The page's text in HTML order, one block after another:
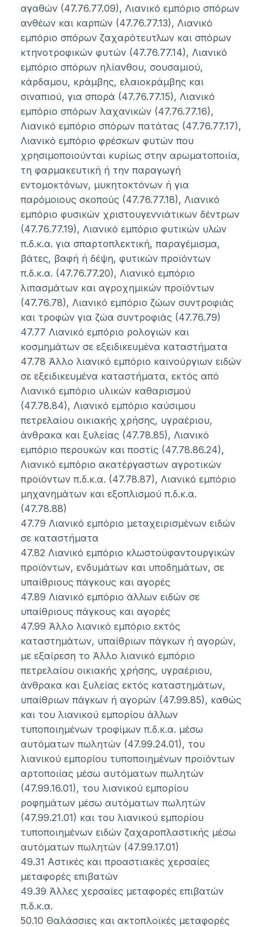
αγαθών (47.76.77.09), Λιανικό εμπόριο σπόρων
ανθέων και καρπών (47.76.77.13), Λιανικό
εμπόριο σπόρων ζαχαρότευτλων και σπόρων
κτηνοτροφικών φυτών (47.76.77.14), Λιανικό
εμπόριο σπόρων ηλίανθου, σουσαμιού,
κάρδαμου, κράμβης, ελαιοκράμβης και
σιναπιού, για σπορά (47.76.77.15), Λιανικό
εμπόριο σπόρων λαχανικών (47.76.77.16),
Λιανικό εμπόριο σπόρων πατάτας (47.76.77.17),
Λιανικό εμπόριο φρέσκων φυτών που
χρησιμοποιούνται κυρίως στην αρωματοποιία,
τη φαρμακευτική ή την παραγωγή
εντομοκτόνων, μυκητοκτόνων ή για
παρόμοιους σκοπούς (47.76.77.18), Λιανικό
εμπόριο φυσικών χριστουγεννιάτικων δέντρων
(47.76.77.19), Λιανικό εμπόριο φυτικών υλών
π.δ.κ.α. για σπαρτοπλεκτική, παραγέμισμα,
βάτες, βαφή ή δέψη, φυτικών προϊόντων
π.δ.κ.α. (47.76.77.20), Λιανικό εμπόριο
λιπασμάτων και αγροχημικών προϊόντων
(47.76.78), Λιανικό εμπόριο ζώων συντροφιάς
και τροφών για ζώα συντροφιάς (47.76.79)
47.77 Λιανικό εμπόριο ρολογιών και
κοσμημάτων σε εξειδικευμένα καταστήματα
47.78 Άλλο λιανικό εμπόριο καινούργιων ειδών
σε εξειδικευμένα καταστήματα, εκτός από
Λιανικό εμπόριο υλικών καθαρισμού
(47.78.84), Λιανικό εμπόριο καύσιμου
πετρελαίου οικιακής χρήσης, υγραέριου,
άνθρακα και ξυλείας (47.78.85), Λιανικό
εμπόριο περουκών και ποστίς (47.78.86.24),
Λιανικό εμπόριο ακατέργαστων αγροτικών
προϊόντων π.δ.κ.α. (47.78.87), Λιανικό εμπόριο
μηχανημάτων και εξοπλισμού π.δ.κ.α.
(47.78.88)
47.79 Λιανικό εμπόριο μεταχειρισμένων ειδών
σε καταστήματα
47.82 Λιανικό εμπόριο κλωστοϋφαντουργικών
προϊόντων, ενδυμάτων και υποδημάτων, σε
υπαίθριους πάγκους και αγορές
47.89 Λιανικό εμπόριο άλλων ειδών σε
υπαίθριους πάγκους και αγορές
47.99 Άλλο λιανικό εμπόριο εκτός
καταστημάτων, υπαίθριων πάγκων ή αγορών,
με εξαίρεση το Άλλο λιανικό εμπόριο
πετρελαίου οικιακής χρήσης, υγραέριου,
άνθρακα και ξυλείας εκτός καταστημάτων,
υπαίθριων πάγκων ή αγορών (47.99.85), καθώς
και του λιανικού εμπορίου άλλων
τυποποιημένων τροφίμων π.δ.κ.α. μέσω
αυτόματων πωλητών (47.99.24.01), του
λιανικού εμπορίου τυποποιημένων προϊόντων
αρτοποιίας μέσω αυτόματων πωλητών
(47.99.16.01), του λιανικού εμπορίου
ροφημάτων μέσω αυτόματων πωλητών
(47.99.21.01) και του λιανικού εμπορίου
τυποποιημένων ειδών ζαχαροπλαστικής μέσω
αυτόματων πωλητών (47.99.17.01)
49.31 Αστικές και προαστιακές χερσαίες
μεταφορές επιβατών
49.39 Άλλες χερσαίες μεταφορές επιβατών
π.δ.κ.α.
50.10 Θαλάσσιες και ακτοπλοϊκές μεταφορές